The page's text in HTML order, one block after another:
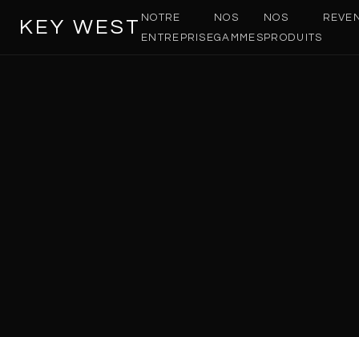
KEY WEST NOTRE
ENTREPRISE
NOS
GAMMES
NOS
PRODUITS